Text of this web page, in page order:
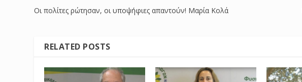
Οι πολίτες ρώτησαν, οι υποψήφιες απαντούν! Μαρία Κολά
RELATED POSTS